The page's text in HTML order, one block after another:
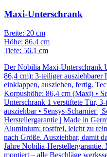
Maxi-Unterschrank
Breite: 20 cm
Höhe: 86.4 cm
Tiefe: 56.1 cm
Der Nobilia Maxi-Unterschrank
86,4 cm): 3-teiliger
einklappen, ausziehen, fertig.
Korpushöhe: 86,4 cm (Maxi) •
Unterschrank 1 verstiftete Tür,
ausziehbar • Sensys-Scharnier |
Herstellergarantie | Made in
Aluminium: rostfrei, leicht zu
nach Größe. Ausziehbar, damit
Jahre Nobilia-
montiert – alle Beschläge